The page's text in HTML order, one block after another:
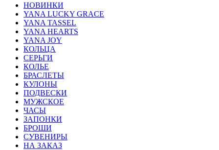
НОВИНКИ
YANA LUCKY GRACE
YANA TASSEL
YANA HEARTS
YANA JOY
КОЛЬЦА
СЕРЬГИ
КОЛЬЕ
БРАСЛЕТЫ
КУЛОНЫ
ПОДВЕСКИ
МУЖСКОЕ
ЧАСЫ
ЗАПОНКИ
БРОШИ
СУВЕНИРЫ
НА ЗАКАЗ